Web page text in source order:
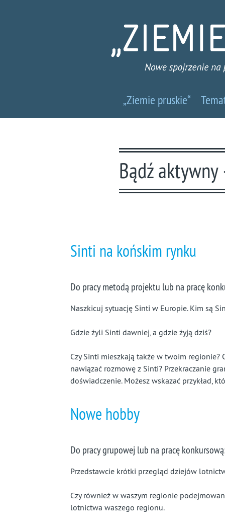
pruskie
Nowe
spojrzenie
całkiem
zapomniany
kraj
„Ziemie pruskie“
Bądź
Sinti na końskim rynku
Do pracy metodą projektu lub na pracę
Naszkicuj sytuację Sinti w Europie. Kim są
Gdzie żyli Sinti dawniej, a gdzie żyją dziś?
Czy Sinti mieszkają także w twoim regionie?
nawiązać rozmowę z Sinti? Przekraczanie
doświadczenie. Możesz wskazać przykład,
Nowe hobby
Do pracy grupowej lub na pracę
Przedstawcie krótki przegląd dziejów
Czy również w waszym regionie
lotnictwa waszego regionu.